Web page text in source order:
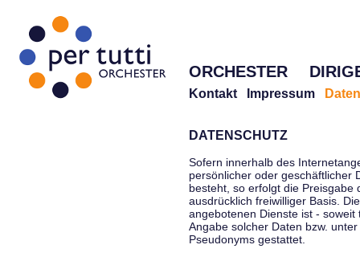
ORCHESTER
Kontakt Impressum
DATENSCHUTZ
Sofern innerhalb des
persönlicher oder geschäftlicher
besteht, so erfolgt die Preisgabe
ausdrücklich freiwilliger Basis.
angebotenen Dienste ist -
Angabe solcher Daten bzw.
Pseudonyms gestattet.